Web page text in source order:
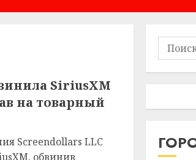
SiriusXM
на товарный
Screendollars LLC
обвинив
Найти: